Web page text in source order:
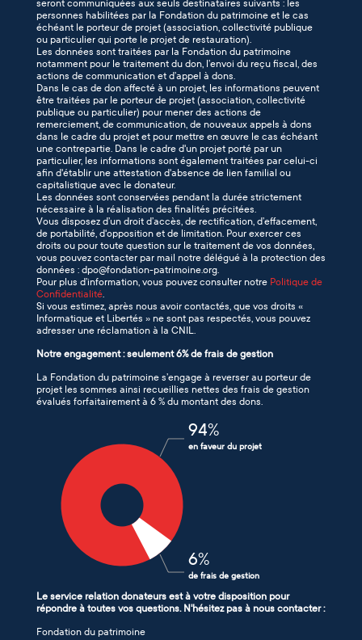
seront communiquées aux seuls destinataires suivants : les
personnes habilitées par la Fondation du patrimoine et le cas
échéant le porteur de projet (association, collectivité publique
ou particulier qui porte le projet de restauration).
Les données sont traitées par la Fondation du patrimoine
notamment pour le traitement du don, l’envoi du reçu fiscal, des
actions de communication et d’appel à dons.
Dans le cas de don affecté à un projet, les informations peuvent
être traitées par le porteur de projet (association, collectivité
publique ou particulier) pour mener des actions de
remerciement, de communication, de nouveaux appels à dons
dans le cadre du projet et pour mettre en œuvre le cas échéant
une contrepartie. Dans le cadre d'un projet porté par un
particulier, les informations sont également traitées par celui-ci
afin d'établir une attestation d'absence de lien familial ou
capitalistique avec le donateur.
Les données sont conservées pendant la durée strictement
nécessaire à la réalisation des finalités précitées.
Vous disposez d’un droit d’accès, de rectification, d’effacement,
de portabilité, d'opposition et de limitation. Pour exercer ces
droits ou pour toute question sur le traitement de vos données,
vous pouvez contacter par mail notre délégué à la protection des
données : dpo@fondation-patrimoine.org.
Pour plus d’information, vous pouvez consulter notre Politique de
Confidentialité.
Si vous estimez, après nous avoir contactés, que vos droits «
Informatique et Libertés » ne sont pas respectés, vous pouvez
adresser une réclamation à la CNIL.
Notre engagement : seulement 6% de frais de gestion
La Fondation du patrimoine s’engage à reverser au porteur de
projet les sommes ainsi recueillies nettes des frais de gestion
évalués forfaitairement à 6 % du montant des dons.
94%
en faveur du projet
6%
de frais de gestion
Le service relation donateurs est à votre disposition pour
répondre à toutes vos questions. N'hésitez pas à nous contacter :
Fondation du patrimoine